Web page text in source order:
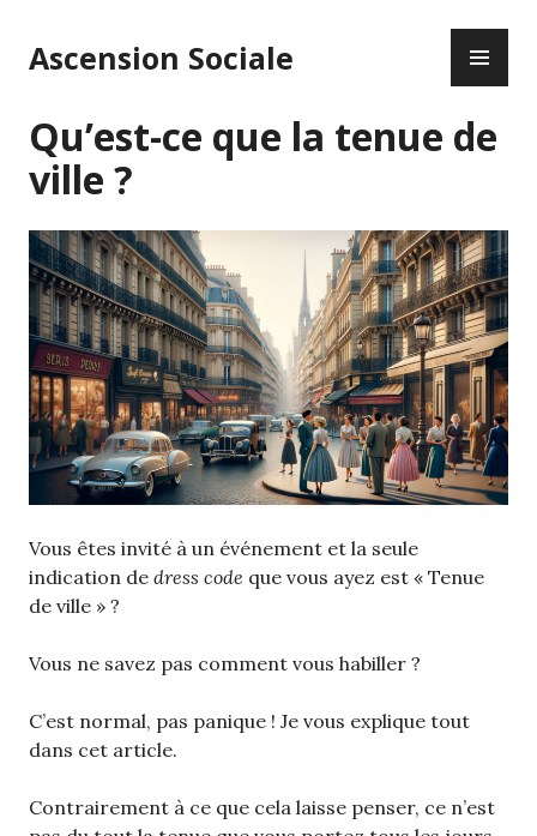
au
contenu
Ascension Sociale
Qu’est-ce que la tenue de
ville ?
Vous êtes invité à un événement et la seule
indication de dress code que vous ayez est « Tenue
de ville » ?
Vous ne savez pas comment vous habiller ?
C’est normal, pas panique ! Je vous explique tout
dans cet article.
Contrairement à ce que cela laisse penser, ce n’est